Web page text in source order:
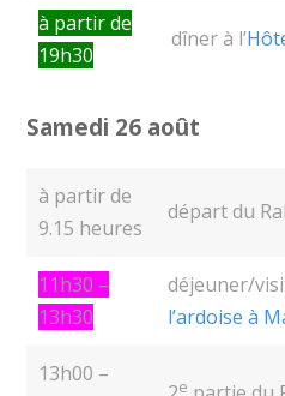
à partir de
19h30
dîner à l’
Samedi 26 août
à partir de
9.15 heures
départ du
11h30 –
13h30
déjeuner/
l’ardoise à
13h00 –
e